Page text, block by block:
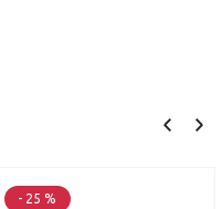
- 25 %